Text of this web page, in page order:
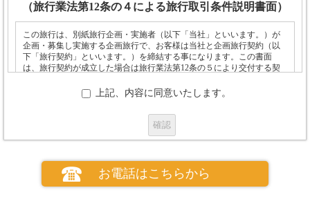
（旅行業法第12条の４による旅行取引条件説明書面）
この旅行は、別紙旅行企画・実施者（以下「当社」といいます。）が
企画・募集し実施する企画旅行で、お客様は当社と企画旅行契約（以
下「旅行契約」といいます。）を締結する事になります。この書面
は、旅行契約が成立した場合は旅行業法第12条の５により交付する契
(２)電話、郵便、ファクシミリその他の通信手段による募集型企画旅行契約
の予約を受け付けます。この場合、予約の時点では契約は成立しておら
ず、旅行者は、当社が予約の承諾の旨を通知した後、当社が定める期間内
上記、内容に同意いたします。
お電話はこちらから